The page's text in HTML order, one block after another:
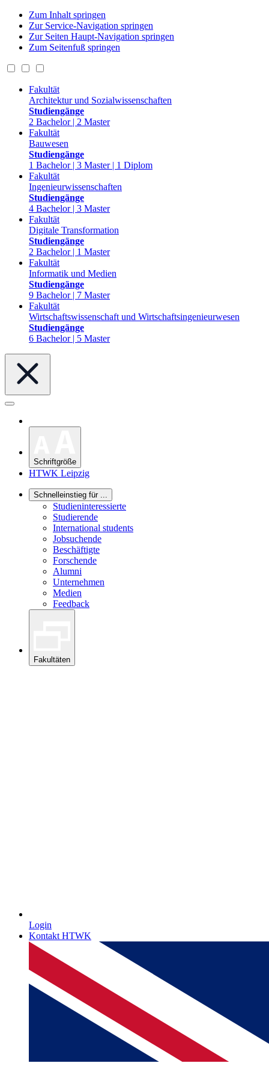
Zum Inhalt springen
Zur Service-Navigation springen
Zur Seiten Haupt-Navigation springen
Zum Seitenfuß springen
Fakultät
Architektur und Sozialwissenschaften
Studiengänge
2 Bachelor | 2 Master
Fakultät
Bauwesen
Studiengänge
1 Bachelor | 3 Master | 1 Diplom
Fakultät
Ingenieurwissenschaften
Studiengänge
4 Bachelor | 3 Master
Fakultät
Digitale Transformation
Studiengänge
2 Bachelor | 1 Master
Fakultät
Informatik und Medien
Studiengänge
9 Bachelor | 7 Master
Fakultät
Wirtschaftswissenschaft und Wirtschaftsingenieurwesen
Studiengänge
6 Bachelor | 5 Master
Schriftgröße
HTWK Leipzig
Schnelleinstieg für ...
Studieninteressierte
Studierende
International students
Jobsuchende
Beschäftigte
Forschende
Alumni
Unternehmen
Medien
Feedback
Fakultäten
Login
Kontakt HTWK